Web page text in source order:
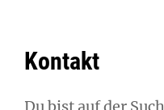
Kontakt